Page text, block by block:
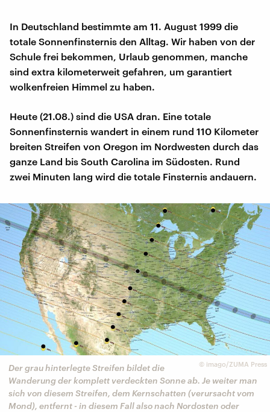
In Deutschland bestimmte am 11. August 1999 die
totale Sonnenfinsternis den Alltag. Wir haben von der
Schule frei bekommen, Urlaub genommen, manche
sind extra kilometerweit gefahren, um garantiert
wolkenfreien Himmel zu haben.
Heute (21.08.) sind die USA dran. Eine totale
Sonnenfinsternis wandert in einem rund 110 Kilometer
breiten Streifen von Oregon im Nordwesten durch das
ganze Land bis South Carolina im Südosten. Rund
zwei Minuten lang wird die totale Finsternis andauern.
© imago/ZUMA Press
Der grau hinterlegte Streifen bildet die
Wanderung der komplett verdeckten Sonne ab. Je weiter man
sich von diesem Streifen, dem Kernschatten (verursacht vom
Mond), entfernt - in diesem Fall also nach Nordosten oder